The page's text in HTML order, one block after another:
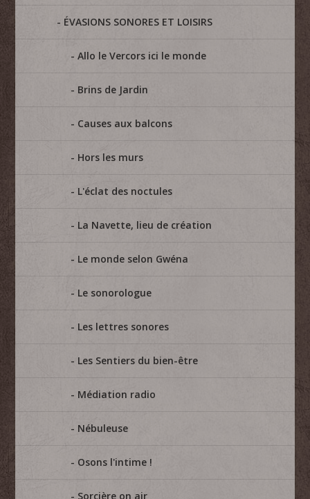
ÉVASIONS SONORES ET LOISIRS
Allo le Vercors ici le monde
Brins de Jardin
Causes aux balcons
Hors les murs
L'éclat des noctules
La Navette, lieu de création
Le monde selon Gwéna
Le sonorologue
Les lettres sonores
Les Sentiers du bien-être
Médiation radio
Nébuleuse
Osons l'intime !
Sorcière on air